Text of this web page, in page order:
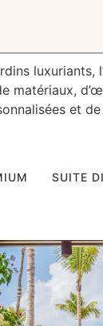
luxuriants,
matériaux,
et
SUITE